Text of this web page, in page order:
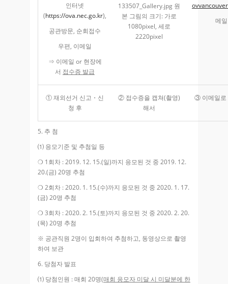
인터넷
(https://ova.nec.go.kr),
공관방문, 순회접수
우편, 이메일
⇒ 이메일 or 현장에
서 접수증 발급
메
① 재외선거 신고・신
청 후
② 접수증을 캡쳐(촬영)
해서
③ 이메일로
5. 추 첨
⑴ 응모기준 및 추첨일 등
❍ 1회차 :2019. 12. 15.(일)까지 응모된 것 중 2019. 12.
20.(금) 20명 추첨
❍ 2회차 : 2020. 1. 15.(수)까지 응모된 것 중 2020. 1. 17.
(금) 20명 추첨
❍ 3회차 :2020. 2. 15.(토)까지 응모된 것 중 2020. 2. 20.
(목) 20명 추첨
※ 공관직원 2명이 입회하여 추첨하고, 동영상으로 촬영
하여 보관
6. 당첨자 발표
⑴ 당첨인원 :매회 20명(매회 응모자 미달 시 미달분에 한